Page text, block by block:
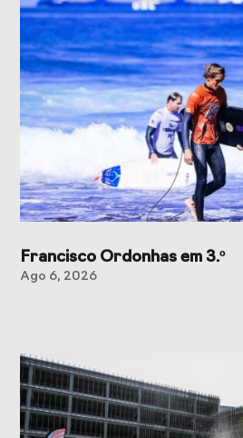
Francisco Ordonhas em 3.º
Ago 6, 2026